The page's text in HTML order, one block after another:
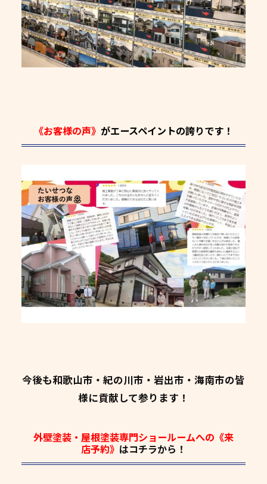
《お客様の声》 がエースペイントの誇りです！
今後も和歌山市・紀の川市・岩出市・海南市の皆
様に貢献して参ります！
外壁塗装・屋根塗装専門ショールームへの《来
店予約》 はコチラから！